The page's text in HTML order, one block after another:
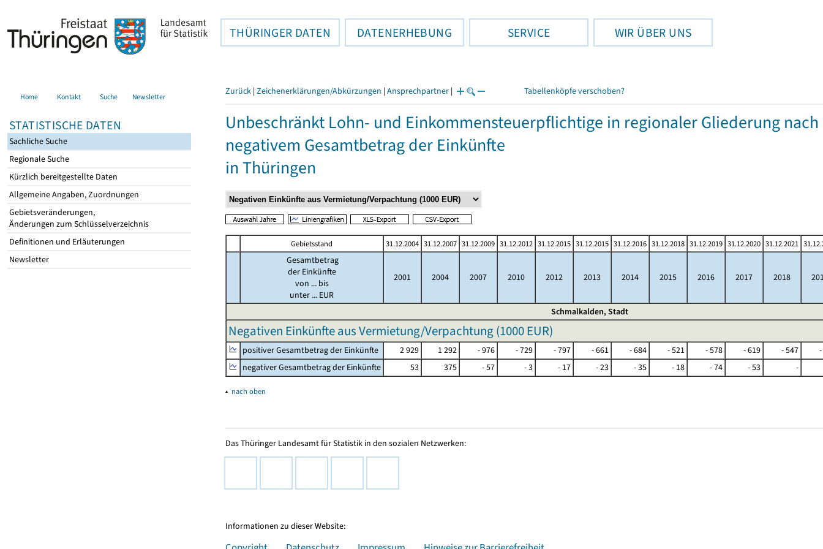
THÜRINGER DATEN DATENERHEBUNG SERVICE WIR ÜBER UNS
Home Kontakt Suche Newsletter
STATISTISCHE DATEN
Sachliche Suche
Regionale Suche
Kürzlich bereitgestellte Daten
Allgemeine Angaben, Zuordnungen
Gebietsveränderungen,
Änderungen zum Schlüsselverzeichnis
Definitionen und Erläuterungen
Newsletter
Zurück | Zeichenerklärungen/Abkürzungen | Ansprechpartner | Tabellenköpfe verschoben?
Unbeschränkt Lohn- und Einkommensteuerpflichtige in regionaler Gliederung
negativem Gesamtbetrag der Einkünfte
in Thüringen
Gebietsstand 31.12.2004 31.12.2007 31.12.2009 31.12.2012 31.12.2015 31.12.2015 31.12.2016 31.12.2018 31.12.2019 31.12.2020 31.12.2021
Gesamtbetrag
der Einkünfte
von ... bis
unter ... EUR
2001 2004 2007 2010 2012 2013 2014 2015 2016 2017 2018
Schmalkalden, Stadt
Negativen Einkünfte aus Vermietung/Verpachtung (1000 EUR)
positiver Gesamtbetrag der Einkünfte 2 929 1 292 - 976 - 729 - 797 - 661 - 684 - 521 - 578 - 619 - 547
negativer Gesamtbetrag der Einkünfte
53 375 - 57 - 3 - 17 - 23 - 35 - 18 - 74 - 53 -
▴ nach oben
Das Thüringer Landesamt für Statistik in den sozialen Netzwerken:
Informationen zu dieser Website: